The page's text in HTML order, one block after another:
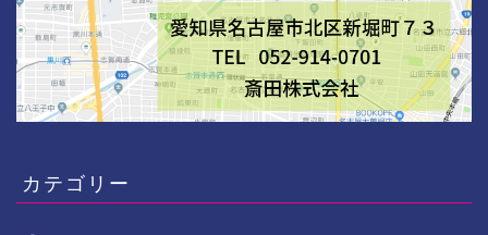
カテゴリー